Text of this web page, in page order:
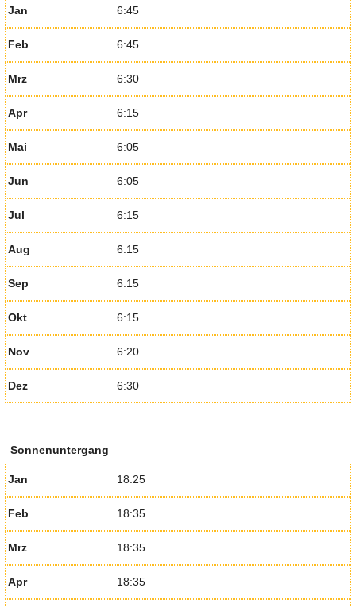
Jan 6:45
Feb 6:45
Mrz 6:30
Apr 6:15
Mai 6:05
Jun 6:05
Jul 6:15
Aug 6:15
Sep 6:15
Okt 6:15
Nov 6:20
Dez 6:30
Sonnenuntergang
Jan 18:25
Feb 18:35
Mrz 18:35
Apr 18:35